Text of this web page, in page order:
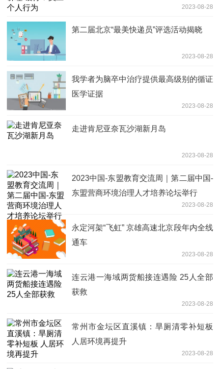
2023-08-28
第二届北京“最美快递员”评选活动揭晓
2023-08-28
我学者为脑卒中治疗提供最高级别的循证
医学证据
2023-08-28
走进肯尼亚奈瓦沙湖新月岛
2023-08-28
2023中国-东盟教育交流周｜第二届中国-
东盟营商环境治理人才培养论坛举行
2023-08-28
永定河架“飞虹” 京雄高速北京段年内全线
通车
2023-08-28
连云港一海域两货船接连遇险 25人全部
获救
2023-08-28
常州市金坛区直溪镇：旱厕清零补短板
人居环境再提升
2023-08-28